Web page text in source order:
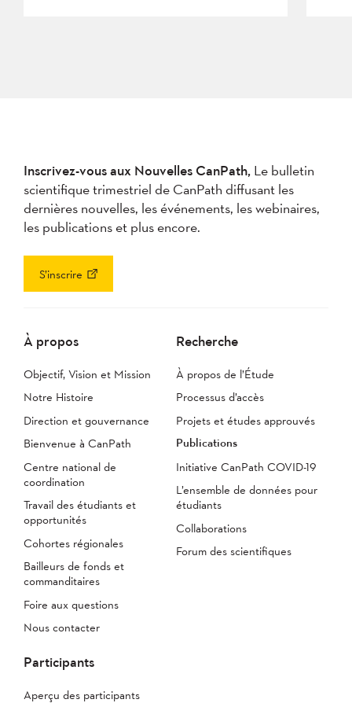
Inscrivez-vous aux Nouvelles CanPath, Le bulletin
scientifique trimestriel de CanPath diffusant les
dernières nouvelles, les événements, les webinaires,
les publications et plus encore.
S’inscrire
À propos
Objectif, Vision et Mission
Notre Histoire
Direction et gouvernance
Bienvenue à CanPath
Centre national de
coordination
Travail des étudiants et
opportunités
Cohortes régionales
Bailleurs de fonds et
commanditaires
Foire aux questions
Nous contacter
Recherche
À propos de l’Étude
Processus d’accès
Projets et études approuvés
Publications
Initiative CanPath COVID-19
L’ensemble de données pour
étudiants
Collaborations
Forum des scientifiques
Participants
Aperçu des participants